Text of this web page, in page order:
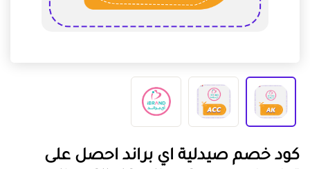
كود خصم صيدلية اي براند احصل على